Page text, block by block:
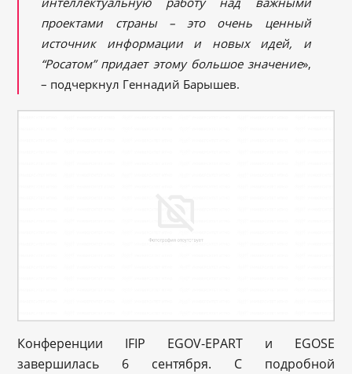
проектами страны – это очень ценный
источник информации и новых идей, и
“Росатом” придает этому большое значение»,
– подчеркнул Геннадий Барышев.
Конференции IFIP EGOV-EPART и EGOSE
завершилась 6 сентября. С подробной